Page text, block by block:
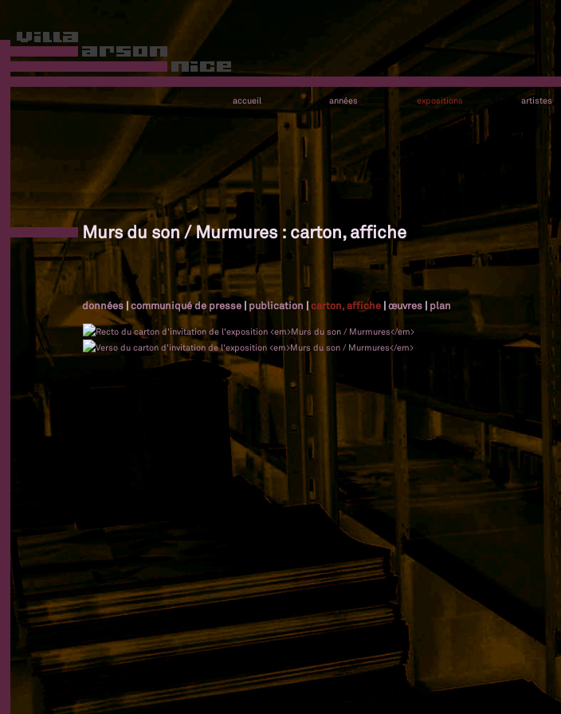
accueil années expositions artistes
Murs du son / Murmures : carton, affiche
données |communiqué de presse | publication |carton, affiche |œuvres | plan